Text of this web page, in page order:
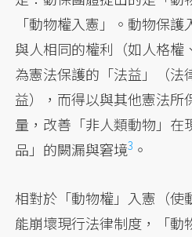
「動物權入憲」。動物保
與人相同的權利（如人格權
為憲法保護的「法益」（法
益），而得以與其他憲法所
量，改善「非人類動物」在
品」的闕漏與窘境3 。
相對於「動物權」入憲（使
能崩壞現行法律制度，「動